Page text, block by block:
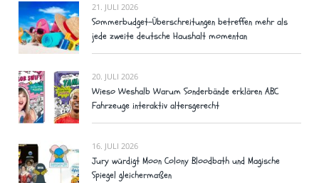
21. JULI 2026
Sommerbudget-Überschreitungen betreffen mehr als
jede zweite deutsche Haushalt momentan
20. JULI 2026
Wieso Weshalb Warum Sonderbände erklären ABC
Fahrzeuge interaktiv altersgerecht
16. JULI 2026
Jury würdigt Moon Colony Bloodbath und Magische
Spiegel gleichermaßen